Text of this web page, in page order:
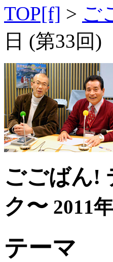
TOP[f] > ご
日 (第33回)
ごごばん!
ク〜 2011
テーマ